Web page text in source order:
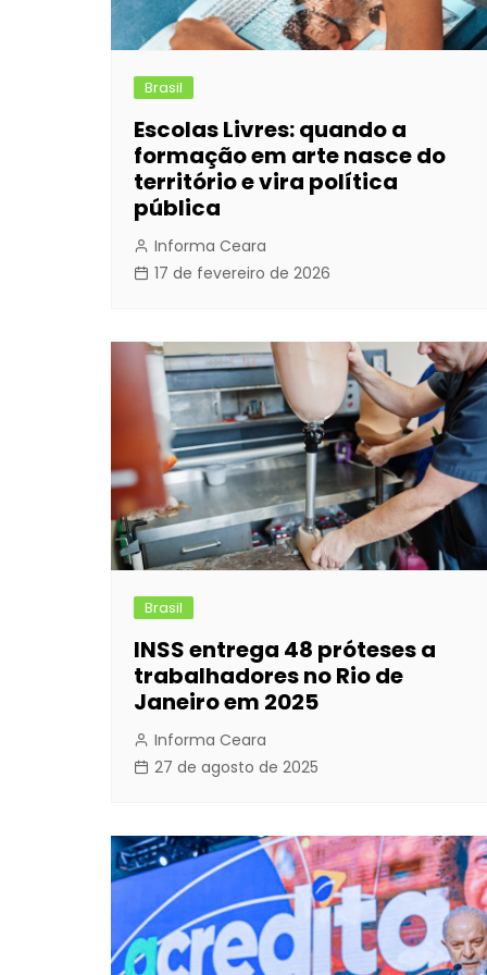
Brasil
Escolas Livres: quando a
formação em arte nasce do
território e vira política
pública
Informa Ceara
17 de fevereiro de 2026
Brasil
INSS entrega 48 próteses a
trabalhadores no Rio de
Janeiro em 2025
Informa Ceara
27 de agosto de 2025